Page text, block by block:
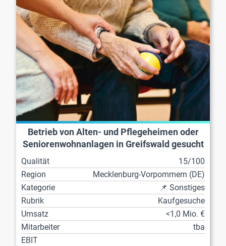
Betrieb von Alten- und Pflegeheimen oder
Seniorenwohnanlagen in Greifswald gesucht
Qualität
15/100
Region
Mecklenburg-Vorpommern (DE)
Kategorie
📌 Sonstiges
Rubrik
Kaufgesuche
Umsatz
<1,0 Mio. €
Mitarbeiter
tba
EBIT